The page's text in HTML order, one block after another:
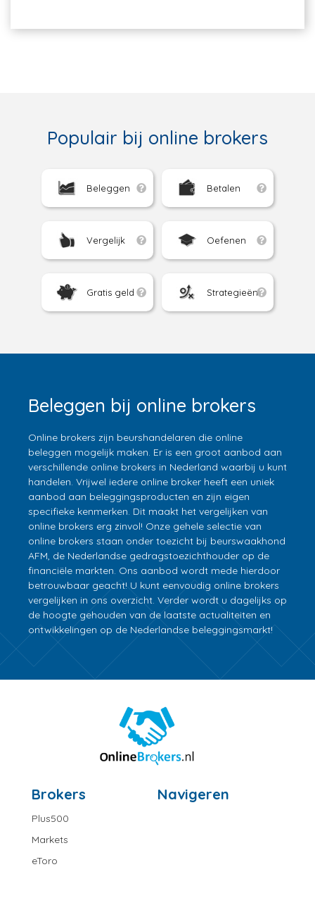
Populair bij online brokers
Beleggen Betalen
Vergelijk Oefenen
Gratis geld Strategieën
Beleggen bij online brokers
Online brokers zijn beurshandelaren die online
beleggen mogelijk maken. Er is een groot aanbod aan
verschillende online brokers in Nederland waarbij u kunt
handelen. Vrijwel iedere online broker heeft een uniek
aanbod aan beleggingsproducten en zijn eigen
specifieke kenmerken. Dit maakt het vergelijken van
online brokers erg zinvol! Onze gehele selectie van
online brokers staan onder toezicht bij beurswaakhond
AFM, de Nederlandse gedragstoezichthouder op de
financiële markten. Ons aanbod wordt mede hierdoor
betrouwbaar geacht! U kunt eenvoudig online brokers
vergelijken in ons overzicht. Verder wordt u dagelijks op
de hoogte gehouden van de laatste actualiteiten en
ontwikkelingen op de Nederlandse beleggingsmarkt!
Brokers
Plus500
Markets
eToro
Navigeren